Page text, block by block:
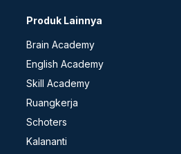
Produk Lainnya
Brain Academy
English Academy
Skill Academy
Ruangkerja
Schoters
Kalananti